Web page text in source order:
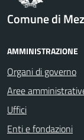
Comune di
AMMINISTRAZIONE
Organi di governo
Aree
Uffici
Enti e fondazioni